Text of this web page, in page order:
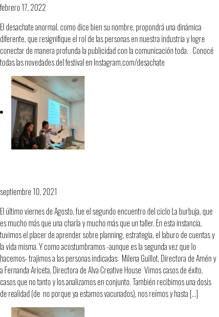
febrero 17, 2022
El desachate anormal, como dice bien su nombre, propondrá una dinámica
diferente, que resignifique el rol de las personas en nuestra industria y logre
conectar de manera profunda la publicidad con la comunicación toda. Conocé
todas las novedades del festival en Instagram.com/desachate
septiembre 10, 2021
El último viernes de Agosto, fue el segundo encuentro del ciclo La burbuja, que
es mucho más que una charla y mucho más que un taller. En esta instancia,
tuvimos el placer de aprender sobre planning, estrategia, el laburo de cuentas y
la vida misma. Y como acostumbramos -aunque es la segunda vez que lo
hacemos- trajimos a las personas indicadas: Milena Guillot, Directora de Amén y
a Fernanda Ariceta, Directora de Alva Creative House Vimos casos de éxito,
casos que no tanto y los analizamos en conjunto. También recibimos una dosis
de realidad (de no porque ya estamos vacunados), nos reímos y hasta […]